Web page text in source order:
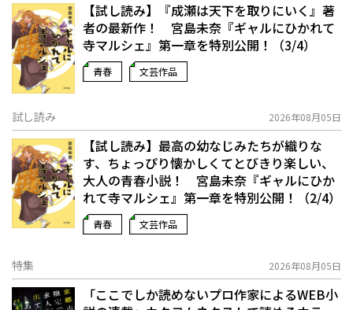
【試し読み】『成瀬は天下を取りにいく』著
者の最新作！ 宮島未奈『ギャルにひかれて
寺マルシェ』第一章を特別公開！（3/4）
青春 文芸作品
試し読み 2026年08月05日
【試し読み】最高の幼なじみたちが織りな
す、ちょっぴり懐かしくてとびきり楽しい、
大人の青春小説！ 宮島未奈『ギャルにひか
れて寺マルシェ』第一章を特別公開！（2/4）
青春 文芸作品
特集 2026年08月05日
「ここでしか読めないプロ作家によるWEB小